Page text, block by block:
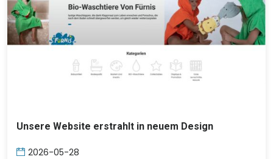
Unsere Website erstrahlt in neuem Design
2026-05-28